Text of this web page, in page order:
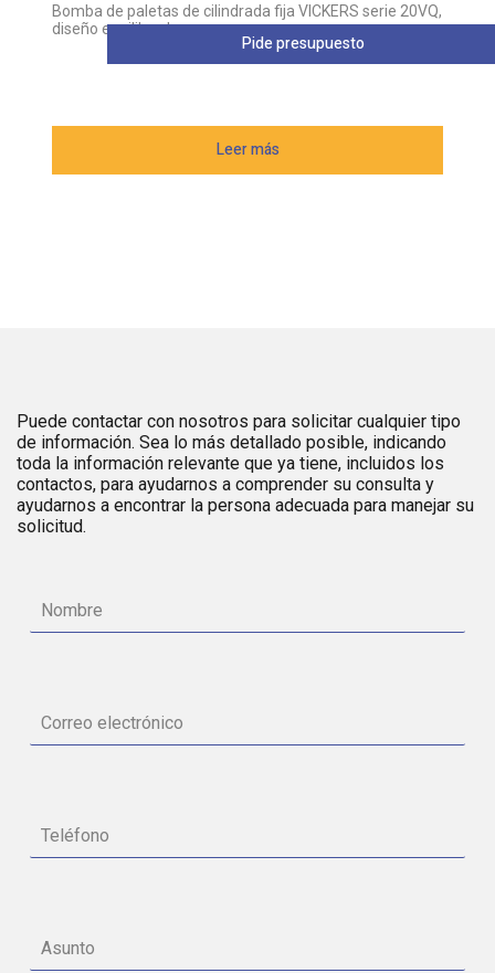
Bomba de paletas de cilindrada fija VICKERS serie 20VQ,
diseño equilibrado
Leer más
Pide presupuesto
Puede contactar con nosotros para solicitar cualquier tipo
de información. Sea lo más detallado posible, indicando
toda la información relevante que ya tiene, incluidos los
contactos, para ayudarnos a comprender su consulta y
ayudarnos a encontrar la persona adecuada para manejar su
solicitud.